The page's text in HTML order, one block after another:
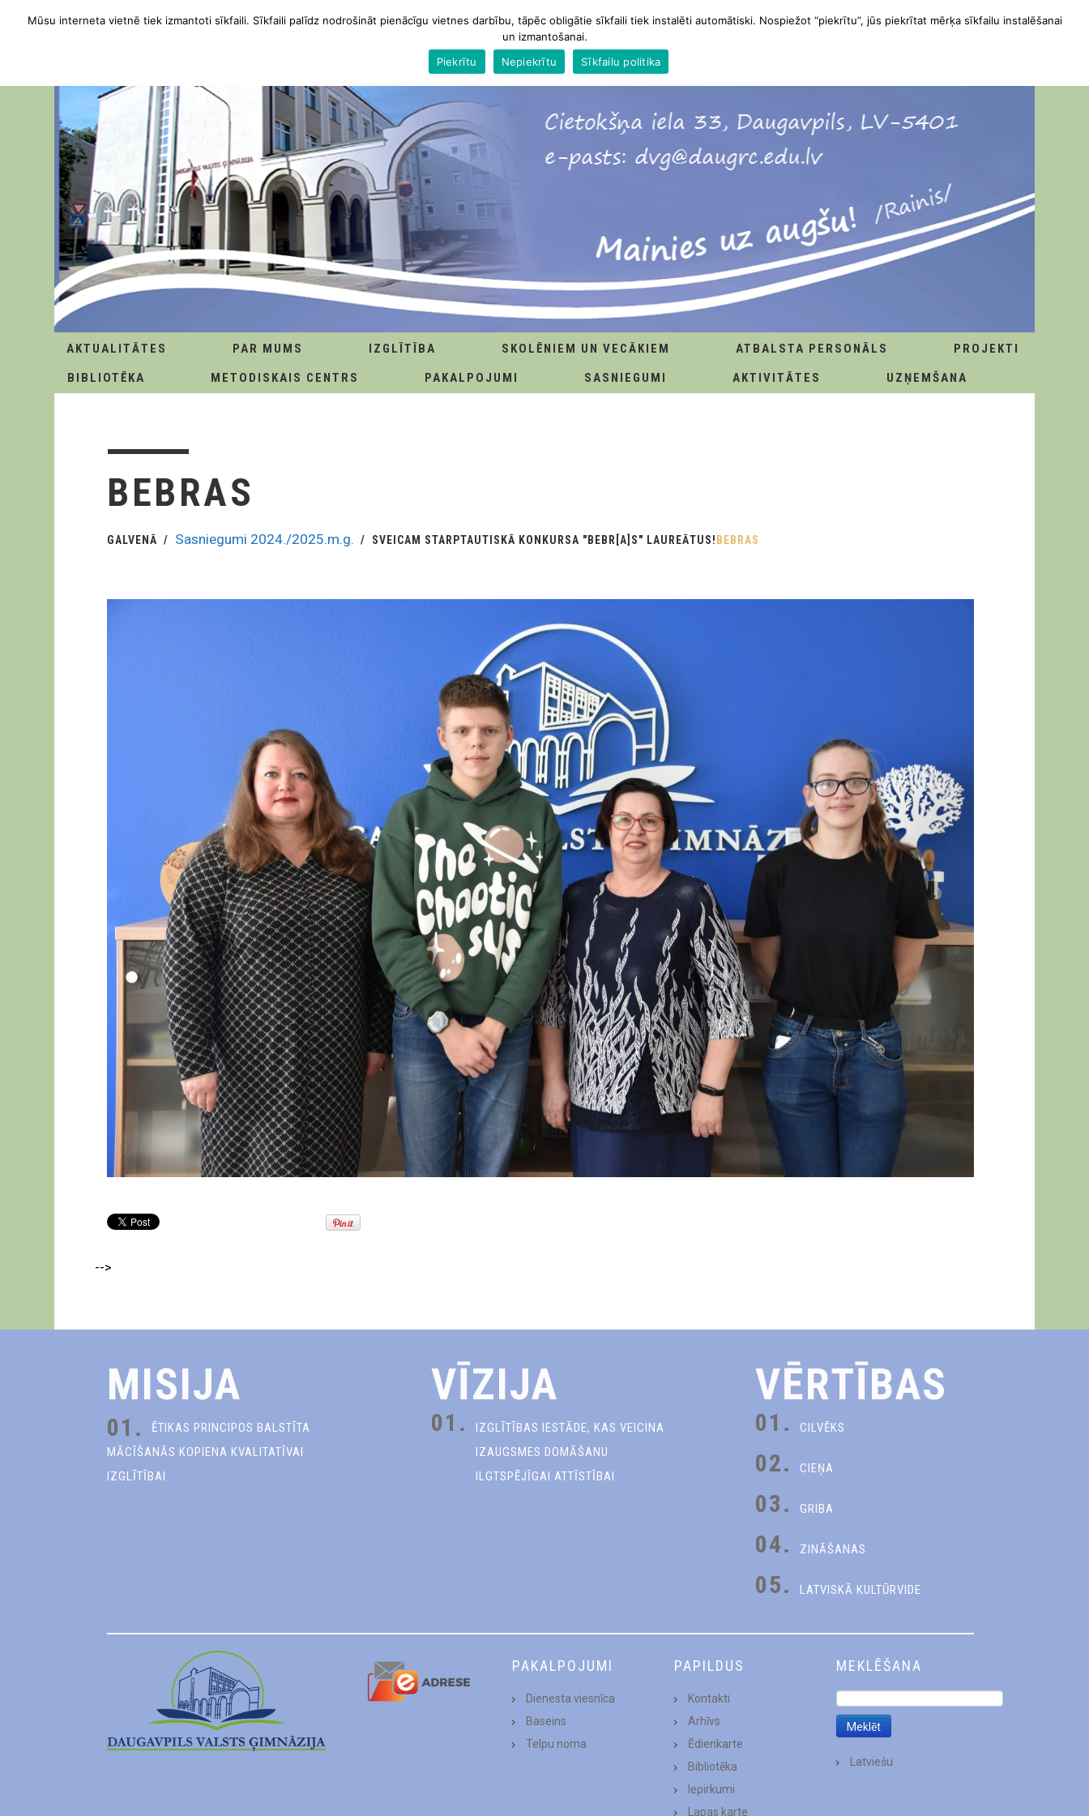
AKTUALITĀTES PAR MUMS IZGLĪTĪBA SKOLĒNIEM UN VECĀKIEM ATBALSTA PERSONĀLS
PROJEKTI
BIBLIOTĒKA
METODISKAIS CENTRS PAKALPOJUMI SASNIEGUMI AKTIVITĀTES UZŅEMŠANA
BEBRAS
GALVENĀ Sasniegumi 2024./2025.m.g. SVEICAM STARPTAUTISKĀ KONKURSA "BEBR[A]S" LAUREĀTUS! BEBRAS
-->
MISIJA
01.
ĒTIKAS PRINCIPOS BALSTĪTA
MĀCĪŠANĀS KOPIENA KVALITATĪVAI
IZGLĪTĪBAI
VĪZIJA
01.
IZGLĪTĪBAS IESTĀDE, KAS VEICINA
IZAUGSMES DOMĀŠANU
ILGTSPĒJĪGAI ATTĪSTĪBAI
VĒRTĪBAS
01. CILVĒKS
02. CIEŅA
03. GRIBA
04. ZINĀŠANAS
05. LATVISKĀ KULTŪRVIDE
PAKALPOJUMI
Dienesta viesnīca
Baseins
Telpu noma
PAPILDUS
Kontakti
Arhīvs
Ēdienkarte
Bibliotēka
Iepirkumi
Lapas karte
MEKLĒŠANA
Latviešu
Mūsu interneta vietnē tiek izmantoti sīkfaili. Sīkfaili palīdz nodrošināt pienācīgu vietnes darbību, tāpēc obligātie sīkfaili tiek instalēti automātiski. Nospiežot “piekrītu”, jūs piekrītat mērķa sīkfailu instalēšanai
un izmantošanai.
Piekrītu
Nepiekrītu Sīkfailu politika